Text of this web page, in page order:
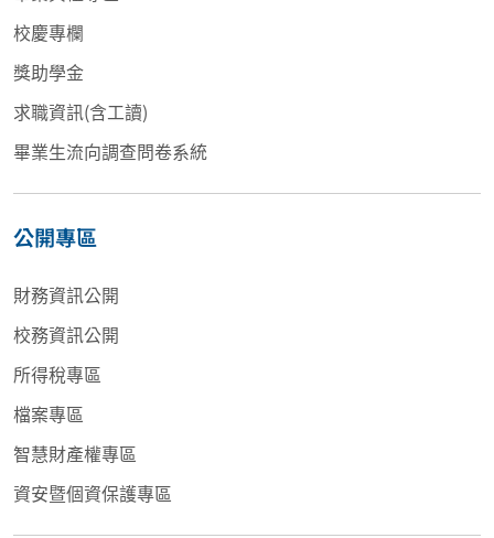
校慶專欄
獎助學金
求職資訊(含工讀)
畢業生流向調查問卷系統
公開專區
財務資訊公開
校務資訊公開
所得稅專區
檔案專區
智慧財產權專區
資安暨個資保護專區